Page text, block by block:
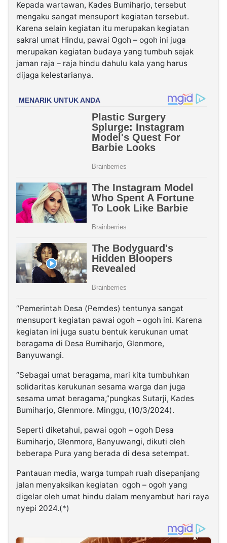
Kepada wartawan, Kades Bumiharjo, tersebut
mengaku sangat mensuport kegiatan tersebut.
Karena selain kegiatan itu merupakan kegiatan
sakral umat Hindu, pawai Ogoh – ogoh ini juga
merupakan kegiatan budaya yang tumbuh sejak
jaman raja – raja hindu dahulu kala yang harus
dijaga kelestarianya.
“Pemerintah Desa (Pemdes) tentunya sangat
mensuport kegiatan pawai ogoh – ogoh ini. Karena
kegiatan ini juga suatu bentuk kerukunan umat
beragama di Desa Bumiharjo, Glenmore,
Banyuwangi.
“Sebagai umat beragama, mari kita tumbuhkan
solidaritas kerukunan sesama warga dan juga
sesama umat beragama,”pungkas Sutarji, Kades
Bumiharjo, Glenmore. Minggu, (10/3/2024).
Seperti diketahui, pawai ogoh – ogoh Desa
Bumiharjo, Glenmore, Banyuwangi, dikuti oleh
beberapa Pura yang berada di desa setempat.
Pantauan media, warga tumpah ruah disepanjang
jalan menyaksikan kegiatan ogoh – ogoh yang
digelar oleh umat hindu dalam menyambut hari raya
nyepi 2024.(*)